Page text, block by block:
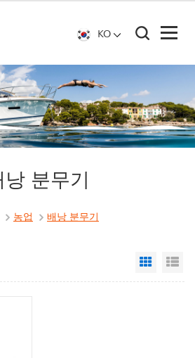
KO
낭 분무기
농업 배낭 분무기
Grid